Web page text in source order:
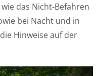
das Nicht-Befahren
bei Nacht und in
Hinweise auf der